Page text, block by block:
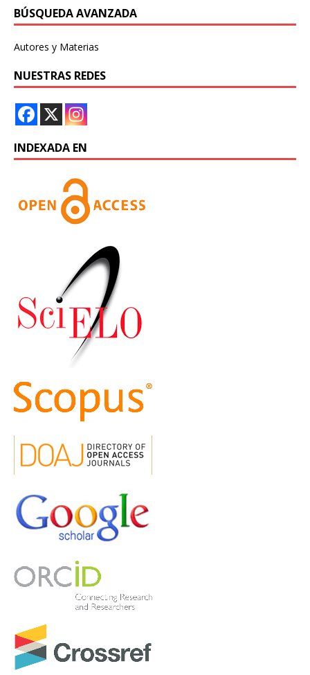
BÚSQUEDA AVANZADA
Autores y Materias
NUESTRAS REDES
INDEXADA EN